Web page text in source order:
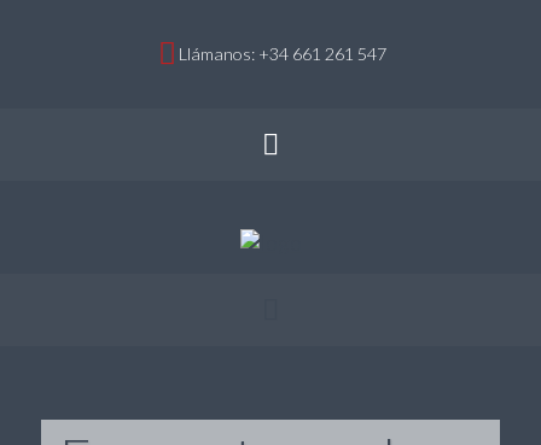
Llámanos: +34 661 261 547